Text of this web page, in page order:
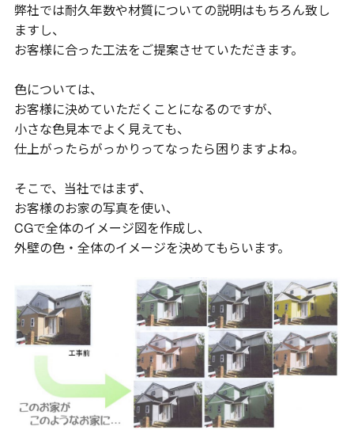
弊社では耐久年数や材質についての説明はもちろん致し
ますし、
お客様に合った工法をご提案させていただきます。
色については、
お客様に決めていただくことになるのですが、
小さな色見本でよく見えても、
仕上がったらがっかりってなったら困りますよね。
そこで、当社ではまず、
お客様のお家の写真を使い、
CGで全体のイメージ図を作成し、
外壁の色・全体のイメージを決めてもらいます。